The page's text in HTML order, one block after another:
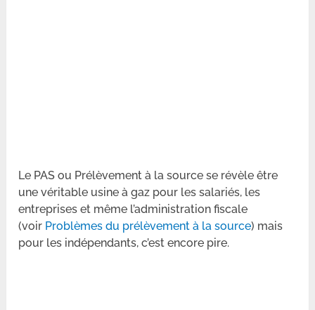
Le PAS ou Prélèvement à la source se révèle être
une véritable usine à gaz pour les salariés, les
entreprises et même l’administration fiscale
(voir Problèmes du prélèvement à la source) mais
pour les indépendants, c’est encore pire.